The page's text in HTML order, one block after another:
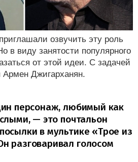
озвучить эту роль
в виду занятости популярного
от этой идеи. С задачей
Армен Джигарханян.
персонаж, любимый как
— это почтальон
в мультике «Трое из
разговаривал голосом